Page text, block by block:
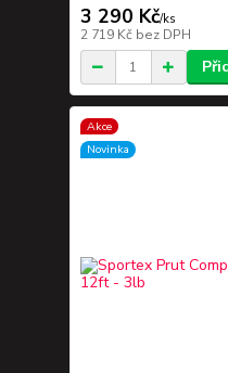
3 290 Kč/ks
2 719 Kč bez DPH
Akce
Novinka